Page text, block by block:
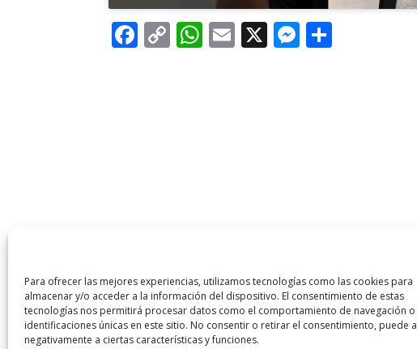
Para ofrecer las mejores experiencias, utilizamos tecnologías como las cookies para
almacenar y/o acceder a la información del dispositivo. El consentimiento de estas
tecnologías nos permitirá procesar datos como el comportamiento de navegación o
identificaciones únicas en este sitio. No consentir o retirar el consentimiento, puede
negativamente a ciertas características y funciones.
F C W E X M